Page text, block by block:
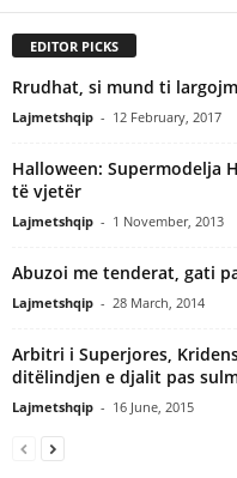
EDITOR PICKS
Rrudhat, si mund ti
Lajmetshqip - 12 February, 2017
Halloween: Supermodelja
të vjetër
Lajmetshqip - 1 November, 2013
Abuzoi me tenderat, gati
Lajmetshqip - 28 March, 2014
Arbitri i Superjores,
ditëlindjen e djalit pas
Lajmetshqip - 16 June, 2015